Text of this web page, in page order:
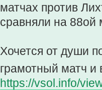
матчах против
сравняли на 88ой
Хочется от души
грамотный матч и
https://vsol.info/